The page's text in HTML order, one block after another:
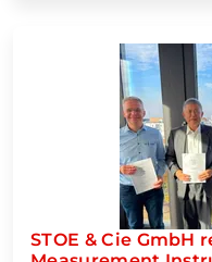
STOE & Cie GmbH